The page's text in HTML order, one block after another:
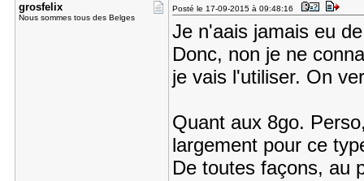
grosfelix
Nous sommes tous des Belges
Posté le 17-09-2015 à 09:48:16
Je n'aais jamais eu
Donc, non je ne
je vais l'utiliser. On
Quant aux 8go.
largement pour ce
De toutes façons, au